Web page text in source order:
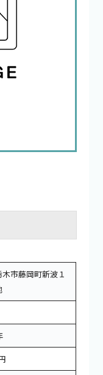
市藤岡町新波１